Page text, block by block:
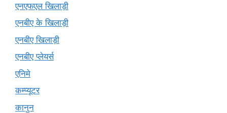
एनएफएल खिलाड़ी
एनबीए के खिलाड़ी
एनबीए खिलाड़ी
एनबीए प्लेयर्स
एनिमे
कम्प्यूटर
कानुन